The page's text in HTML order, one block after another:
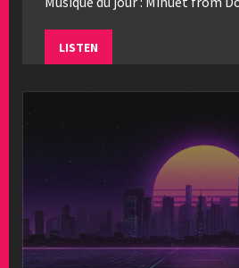
LISTEN